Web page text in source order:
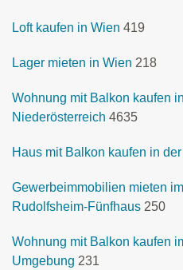
Loft kaufen in Wien 419
Lager mieten in Wien 218
Wohnung mit Balkon kaufen in
Niederösterreich 4635
Haus mit Balkon kaufen in
Gewerbeimmobilien mieten
Rudolfsheim-Fünfhaus 250
Wohnung mit Balkon kaufen
Umgebung 231